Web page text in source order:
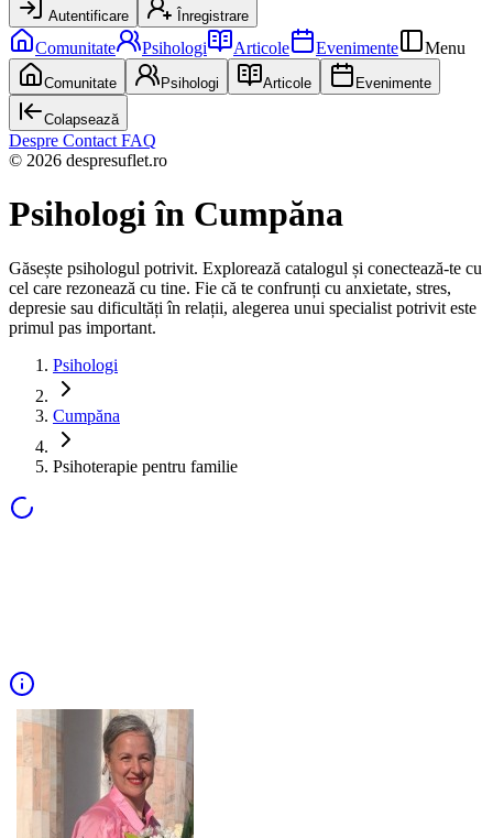
Autentificare Înregistrare
Comunitate Psihologi Articole Evenimente Menu
Comunitate Psihologi Articole Evenimente
Colapsează
Despre Contact FAQ
© 2026 despresuflet.ro
Psihologiîn Cumpăna
Găsește psihologul potrivit. Explorează catalogul și conectează-te cu
cel care rezonează cu tine. Fie că te confrunți cu anxietate, stres,
depresie sau dificultăți în relații, alegerea unui specialist potrivit este
primul pas important.
Psihologi
Cumpăna
Psihoterapie pentru familie